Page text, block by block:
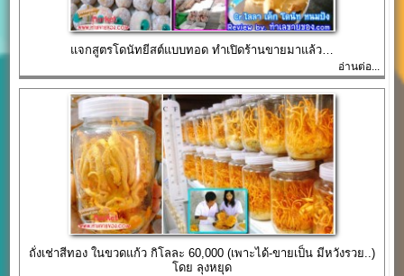
แจกสูตรโดนัทยีสต์แบบทอด ทำเปิดร้านขายมาแล้ว…
อ่านต่อ...
ถั่งเช่าสีทอง ในขวดแก้ว กิโลละ 60,000 (เพาะได้-ขายเป็น มีหวังรวย..)
โดย ลุงหยุด